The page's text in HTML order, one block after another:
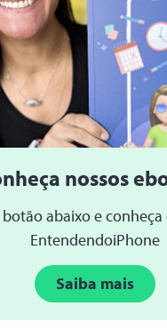
nossos
abaixo e conheça
EntendendoiPhone
Saiba mais